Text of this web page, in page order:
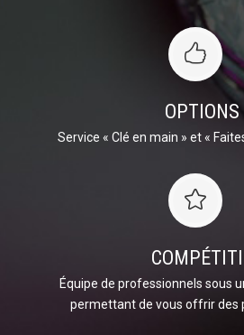
OPTIONS
Service « Clé en main » et «
Équipe de professionnels sous
permettant de vous offrir des